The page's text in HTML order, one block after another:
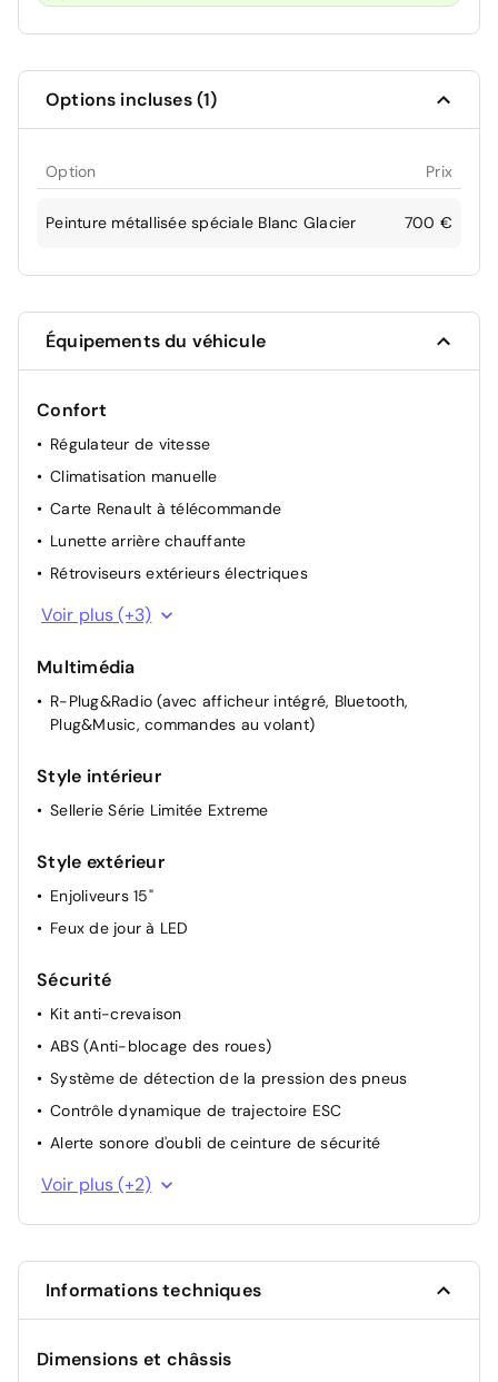
Options incluses (1)
Option Prix
Peinture métallisée spéciale Blanc Glacier 700 €
Équipements du véhicule
Confort
Régulateur de vitesse
Climatisation manuelle
Carte Renault à télécommande
Lunette arrière chauffante
Rétroviseurs extérieurs électriques
Lève-vitres AV électriques
Câble de recharge pour prise domestique
Voir plus (+3)
Multimédia
R-Plug&Radio (avec afficheur intégré, Bluetooth,
Plug&Music, commandes au volant)
Style intérieur
Sellerie Série Limitée Extreme
Style extérieur
Enjoliveurs 15"
Feux de jour à LED
Sécurité
Kit anti-crevaison
ABS (Anti-blocage des roues)
Système de détection de la pression des pneus
Contrôle dynamique de trajectoire ESC
Alerte sonore d'oubli de ceinture de sécurité
Système de fixation ISOFIX
Voir plus (+2)
Informations techniques
Dimensions et châssis